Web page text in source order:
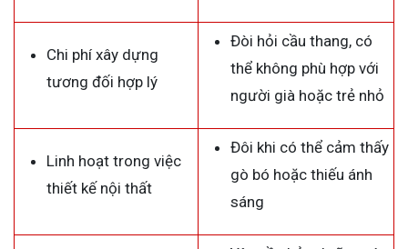
Chi phí xây dựng
tương đối hợp lý
Đòi hỏi cầu thang, có
thể không phù hợp với
người già hoặc trẻ nhỏ
Linh hoạt trong việc
thiết kế nội thất
Đôi khi có thể cảm thấy
gò bó hoặc thiếu ánh
sáng